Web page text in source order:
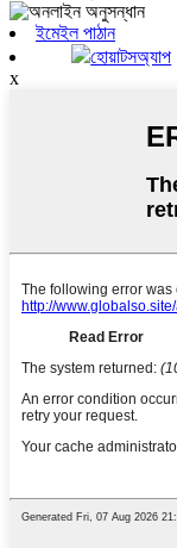
ইমেইল পাঠান
হোয়াটসঅ্যাপ
x